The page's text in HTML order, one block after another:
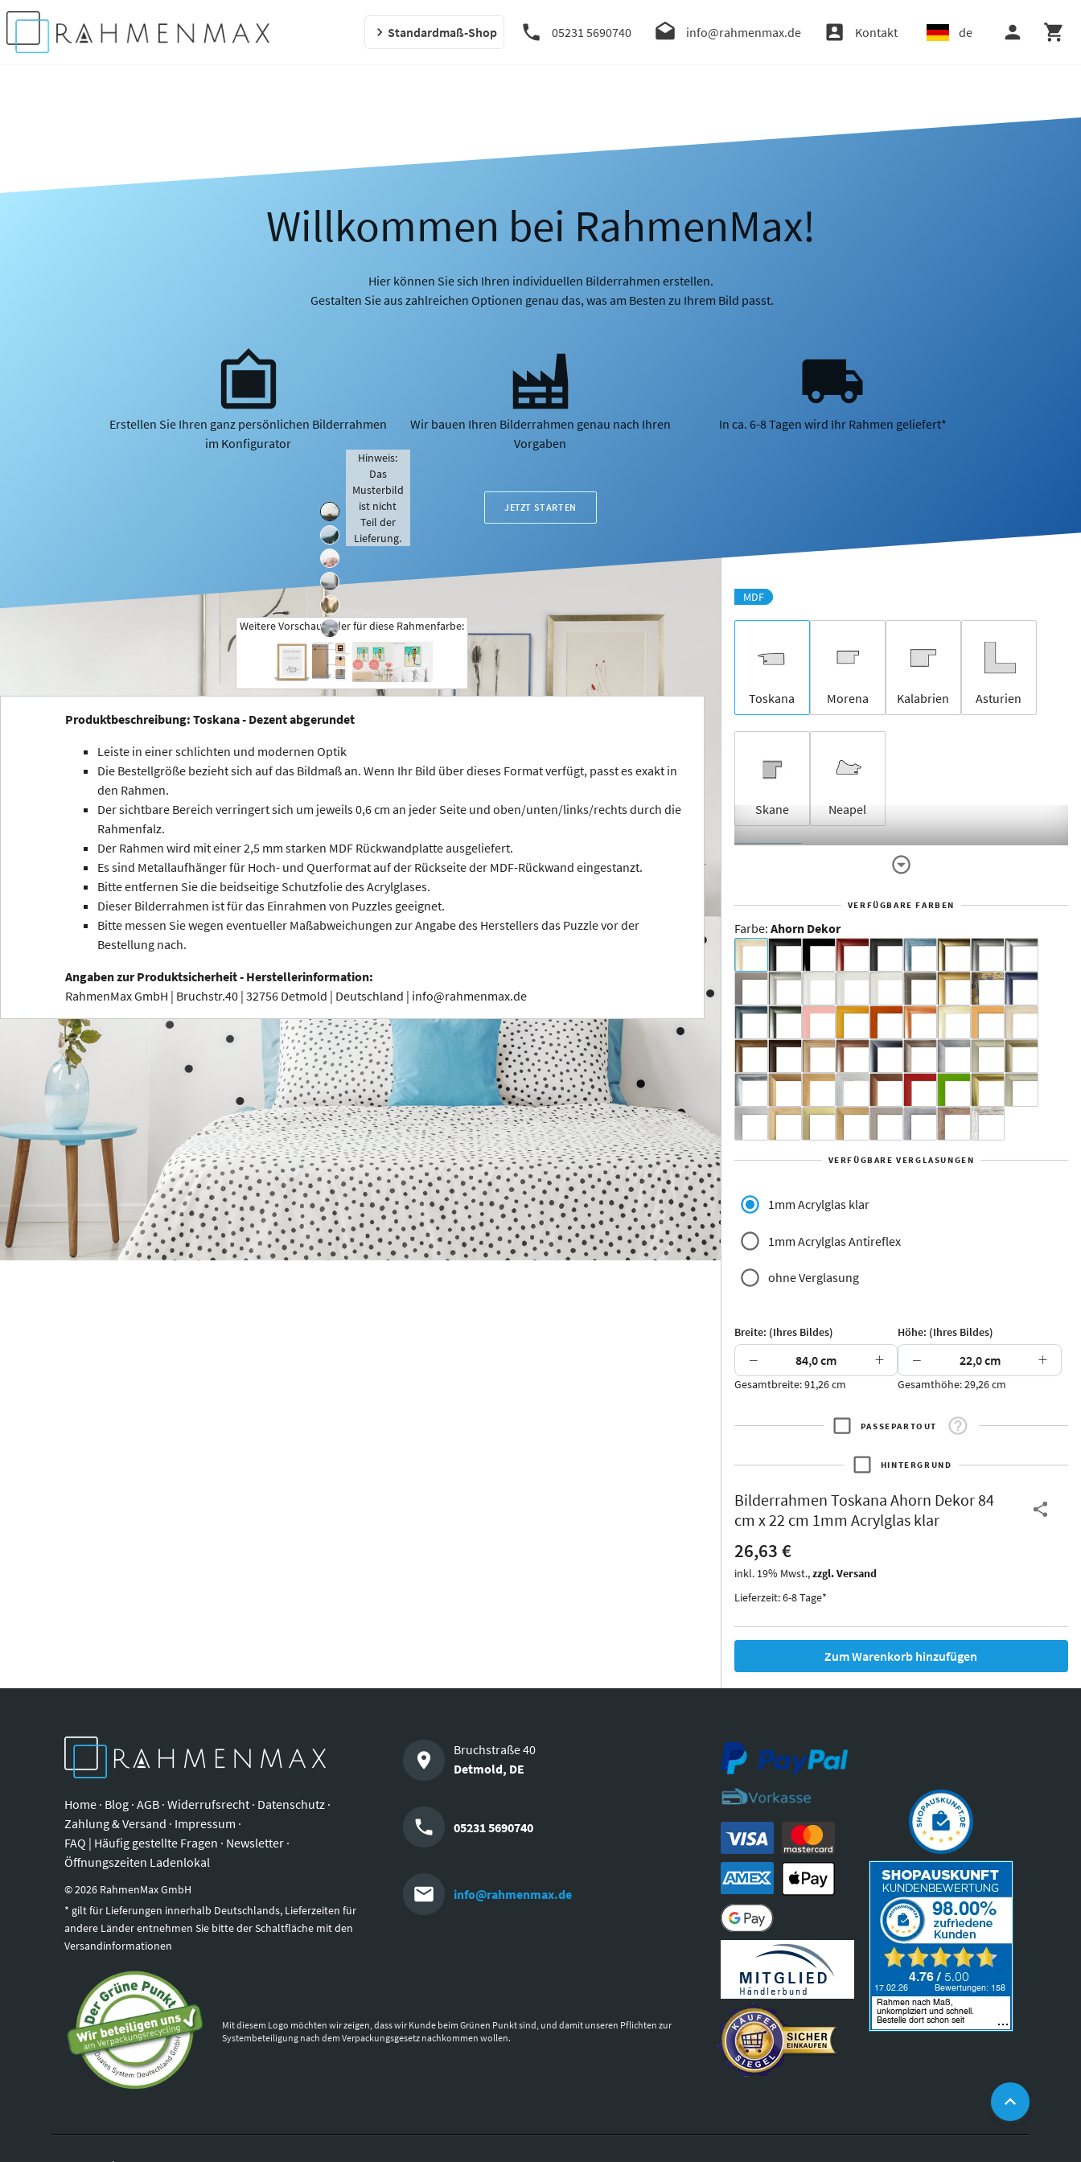
Standardmaß-Shop 05231 5690740 info@rahmenmax.de Kontakt de
Willkommen bei RahmenMax!
Hier können Sie sich Ihren individuellen Bilderrahmen erstellen.
Gestalten Sie aus zahlreichen Optionen genau das, was am Besten zu Ihrem Bild passt.
Erstellen Sie Ihren ganz persönlichen Bilderrahmen
im Konfigurator
Wir bauen Ihren Bilderrahmen genau nach Ihren
Vorgaben
In ca. 6-8 Tagen wird Ihr Rahmen geliefert*
JETZT STARTEN
+
Hinweis:
Das
Musterbild
ist nicht
Teil der
Lieferung.
Weitere Vorschaubilder für diese Rahmenfarbe:
Produktbeschreibung: Toskana - Dezent abgerundet
Leiste in einer schlichten und modernen Optik
Die Bestellgröße bezieht sich auf das Bildmaß an. Wenn Ihr Bild über dieses Format verfügt, passt es exakt in
den Rahmen.
Der sichtbare Bereich verringert sich um jeweils 0,6 cm an jeder Seite und oben/unten/links/rechts durch die
Rahmenfalz.
Der Rahmen wird mit einer 2,5 mm starken MDF Rückwandplatte ausgeliefert.
Es sind Metallaufhänger für Hoch- und Querformat auf der Rückseite der MDF-Rückwand eingestanzt.
Bitte entfernen Sie die beidseitige Schutzfolie des Acrylglases.
Dieser Bilderrahmen ist für das Einrahmen von Puzzles geeignet.
Bitte messen Sie wegen eventueller Maßabweichungen zur Angabe des Herstellers das Puzzle vor der
Bestellung nach.
Angaben zur Produktsicherheit - Herstellerinformation:
RahmenMax GmbH | Bruchstr.40 | 32756 Detmold | Deutschland | info@rahmenmax.de
MDF
Toskana Morena Kalabrien Asturien
Skane Neapel
Dakota -
Rahmenloser
Aluminium
Yukon Alaska
Jersey Dauphine
Arran Luzern Andros Attika
Thurgau
Thurgau
*Canvas*
Burgund
Kunststoff
Ohio
VERFÜGBARE FARBEN
Farbe: Ahorn Dekor
VERFÜGBARE VERGLASUNGEN
1mm Acrylglas klar
1mm Acrylglas Antireflex
ohne Verglasung
Breite: (Ihres Bildes)
− +
Gesamtbreite: 91,26 cm
Höhe: (Ihres Bildes)
− +
Gesamthöhe: 29,26 cm
PASSEPARTOUT
HINTERGRUND
Bilderrahmen Toskana Ahorn Dekor 84
cm x 22 cm 1mm Acrylglas klar
26,63 €
inkl. 19% Mwst.,zzgl. Versand
Lieferzeit: 6-8 Tage*
Zum Warenkorb hinzufügen
Home · Blog · AGB · Widerrufsrecht · Datenschutz ·
Zahlung & Versand · Impressum ·
FAQ | Häufig gestellte Fragen · Newsletter ·
Öffnungszeiten Ladenlokal
©2026 RahmenMax GmbH
* gilt für Lieferungen innerhalb Deutschlands, Lieferzeiten für
andere Länder entnehmen Sie bitte der Schaltfläche mit den
Versandinformationen
Bruchstraße 40
Detmold, DE
05231 5690740
info@rahmenmax.de
Mit diesem Logo möchten wir zeigen, dass wir Kunde beim Grünen Punkt sind, und damit unseren Pflichten zur
Systembeteiligung nach dem Verpackungsgesetz nachkommen wollen.